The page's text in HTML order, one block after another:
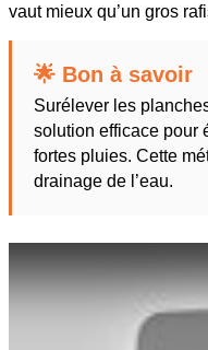
vaut mieux qu’un gros
🌟 Bon à savoir
Surélever les
solution efficace pour
fortes pluies. Cette
drainage de l’eau.